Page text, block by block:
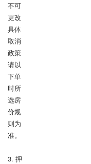
不可
更改
具体
取消
政策
请以
下单
时所
选房
价规
则为
准。
3. 押